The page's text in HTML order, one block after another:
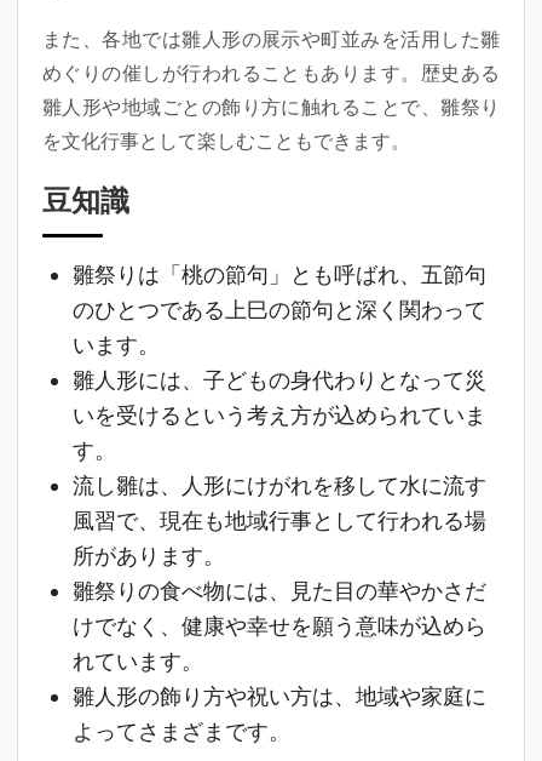
また、各地では雛人形の展示や町並みを活用した雛
めぐりの催しが行われることもあります。歴史ある
雛人形や地域ごとの飾り方に触れることで、雛祭り
を文化行事として楽しむこともできます。
豆知識
雛祭りは「桃の節句」とも呼ばれ、五節句
のひとつである上巳の節句と深く関わって
います。
雛人形には、子どもの身代わりとなって災
いを受けるという考え方が込められていま
す。
流し雛は、人形にけがれを移して水に流す
風習で、現在も地域行事として行われる場
所があります。
雛祭りの食べ物には、見た目の華やかさだ
けでなく、健康や幸せを願う意味が込めら
れています。
雛人形の飾り方や祝い方は、地域や家庭に
よってさまざまです。